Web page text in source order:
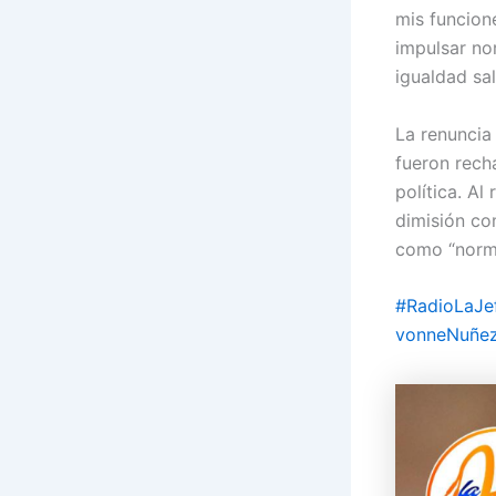
mis
impulsar
igualdad
La
fueron
política. Al
dimisión
como